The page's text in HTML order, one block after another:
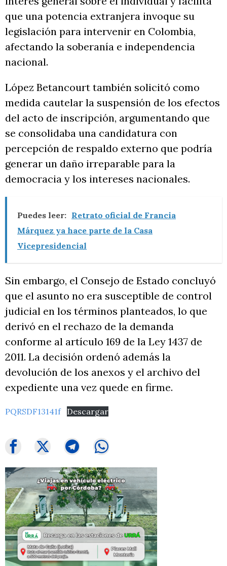
que una potencia extranjera invoque su
legislación para intervenir en Colombia,
afectando la soberanía e independencia
nacional.
López Betancourt también solicitó como
medida cautelar la suspensión de los efectos
del acto de inscripción, argumentando que
se consolidaba una candidatura con
percepción de respaldo externo que podría
generar un daño irreparable para la
democracia y los intereses nacionales.
Puedes leer: Retrato oficial de Francia
Márquez ya hace parte de la Casa
Vicepresidencial
Sin embargo, el Consejo de Estado concluyó
que el asunto no era susceptible de control
judicial en los términos planteados, lo que
derivó en el rechazo de la demanda
conforme al artículo 169 de la Ley 1437 de
2011. La decisión ordenó además la
devolución de los anexos y el archivo del
expediente una vez quede en firme.
PQRSDF13141f Descargar